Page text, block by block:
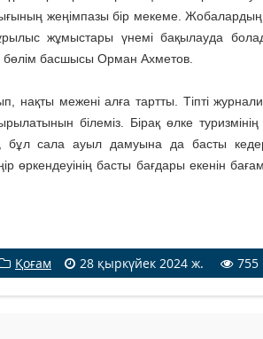
жеңімпазы бір мекеме.
жұмыстары үнемі бақылауда
бөлім басшысы Орман Ахметов.
нақты межені алға тартты. Тіпті
білеміз. Бірақ өлке
бұл сала ауыл дамуына да басты
басты бағдары екенін
Қоғам 28 қыркүйек 2024 ж. 755